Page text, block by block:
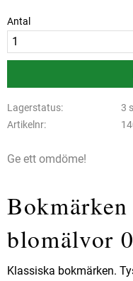
Antal
Lagerstatus
3
Artikelnr
Ge ett omdöme!
blomälvor
Klassiska bokmärken.